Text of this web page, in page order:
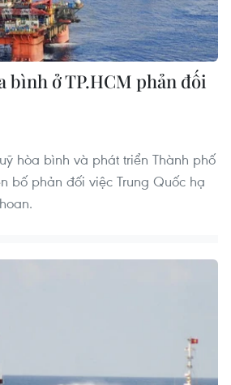
bình ở TP.HCM phản đối
hòa bình và phát triển Thành phố
bố phản đối việc Trung Quốc hạ